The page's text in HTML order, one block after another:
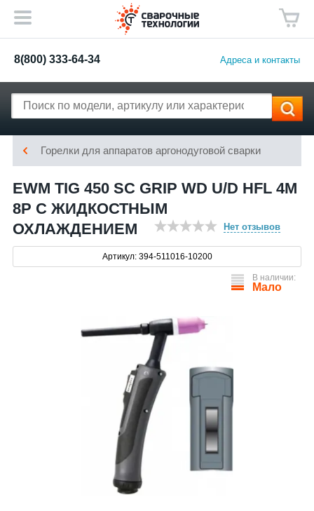
8(800) 333-64-34 Адреса и контакты
Горелки для аппаратов аргонодуговой сварки
EWM TIG 450 SC GRIP WD U/D HFL 4M
8P C ЖИДКОСТНЫМ
ОХЛАЖДЕНИЕМ
Нет отзывов
Артикул: 394-511016-10200
В наличии:
Мало